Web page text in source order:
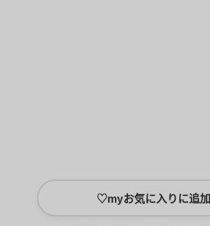
♡myお気に入りに追加